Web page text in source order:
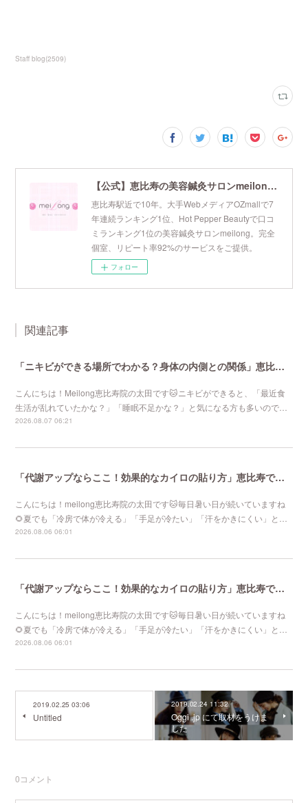
Staff blog(2509)
【公式】恵比寿の美容鍼灸サロンmeilong｜ツボを押さえた針・お灸の治療で美容と健康を叶えます
恵比寿駅近で10年。大手WebメディアOZmallで7
年連続ランキング1位、Hot Pepper Beautyで口コ
ミランキング1位の美容鍼灸サロンmeilong。完全
個室、リピート率92%のサービスをご提供。
フォロー
関連記事
「ニキビができる場所でわかる？身体の内側との関係」恵比寿で口コミNo 1美容鍼灸ならmeilong
こんにちは！Meilong恵比寿院の太田です🐱ニキビができると、「最近食
生活が乱れていたかな？」「睡眠不足かな？」と気になる方も多いので…
2026.08.07 06:21
「代謝アップならここ！効果的なカイロの貼り方」恵比寿で口コミNo 1美容鍼灸ならmeilong
こんにちは！meilong恵比寿院の太田です🐱毎日暑い日が続いていますね
🌻夏でも「冷房で体が冷える」「手足が冷たい」「汗をかきにくい」と…
2026.08.06 06:01
「代謝アップならここ！効果的なカイロの貼り方」恵比寿で口コミNo 1美容鍼灸ならmeilong
こんにちは！meilong恵比寿院の太田です🐱毎日暑い日が続いていますね
🌻夏でも「冷房で体が冷える」「手足が冷たい」「汗をかきにくい」と…
2026.08.06 06:01
2019.02.25 03:06
Untitled
2019.02.24 11:32
Oggi .jp にて取材をうけま
した
0コメント